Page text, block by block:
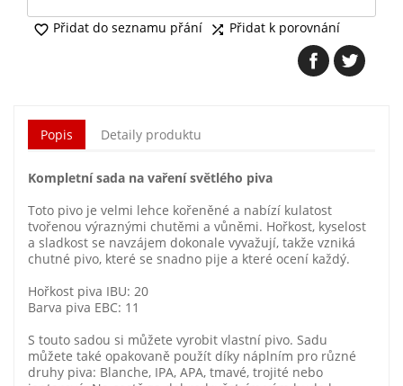
 Přidat do seznamu přání  Přidat k porovnání
Popis Detaily produktu
Kompletní sada na vaření světlého piva
Toto pivo je velmi lehce kořeněné a nabízí kulatost
tvořenou výraznými chutěmi a vůněmi. Hořkost, kyselost
a sladkost se navzájem dokonale vyvažují, takže vzniká
chutné pivo, které se snadno pije a které ocení každý.
Hořkost piva IBU: 20
Barva piva EBC: 11
S touto sadou si můžete vyrobit vlastní pivo. Sadu
můžete také opakovaně použít díky náplním pro různé
druhy piva: Blanche, IPA, APA, tmavé, trojité nebo